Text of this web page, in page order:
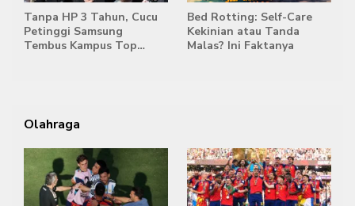
Tanpa HP 3 Tahun, Cucu
Petinggi Samsung
Tembus Kampus Top
Bed Rotting: Self-Care
Kekinian atau Tanda
Malas? Ini Faktanya
Olahraga